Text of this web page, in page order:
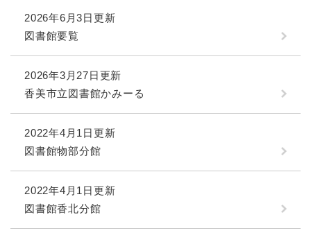
2026年6月3日更新
図書館要覧
2026年3月27日更新
香美市立図書館かみーる
2022年4月1日更新
図書館物部分館
2022年4月1日更新
図書館香北分館